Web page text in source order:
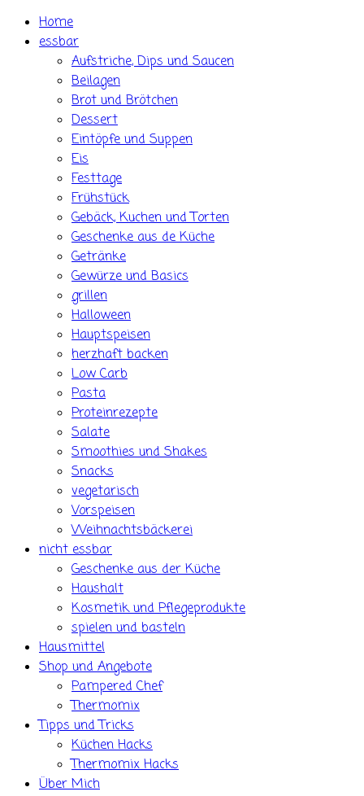
Skip Home
essbar
Aufstriche, Dips und Saucen
Beilagen
Brot und Brötchen
Dessert
Eintöpfe und Suppen
Eis
Festtage
Frühstück
Gebäck, Kuchen und Torten
Geschenke aus de Küche
Getränke
Gewürze und Basics
grillen
Halloween
Hauptspeisen
herzhaft backen
Low Carb
Pasta
Proteinrezepte
Salate
Smoothies und Shakes
Snacks
vegetarisch
Vorspeisen
Weihnachtsbäckerei
nicht essbar
Geschenke aus der Küche
Haushalt
Kosmetik und Pflegeprodukte
spielen und basteln
Hausmittel
Shop und Angebote
Pampered Chef
Thermomix
Tipps und Tricks
Küchen Hacks
Thermomix Hacks
Über Mich